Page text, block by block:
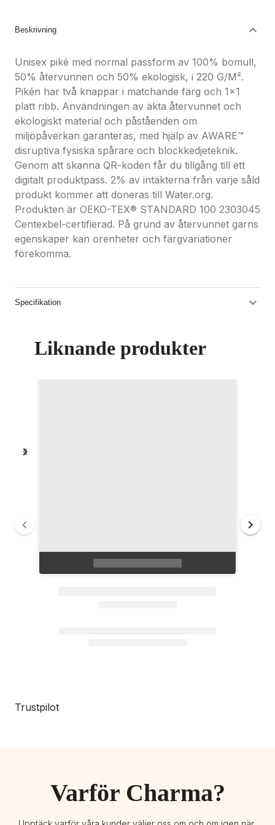
Beskrivning
Unisex piké med normal passform av 100% bomull,
50% återvunnen och 50% ekologisk, i 220 G/M².
Pikén har två knappar i matchande färg och 1x1
platt ribb. Användningen av äkta återvunnet och
ekologiskt material och påståenden om
miljöpåverkan garanteras, med hjälp av AWARE™
disruptiva fysiska spårare och blockkedjeteknik.
Genom att skanna QR-koden får du tillgång till ett
digitalt produktpass. 2% av intäkterna från varje såld
produkt kommer att doneras till Water.org.
Produkten är OEKO-TEX® STANDARD 100 2303045
Centexbel-certifierad. På grund av återvunnet garns
egenskaper kan orenheter och färgvariationer
förekomma.
Specifikation
Liknande produkter
Trustpilot
Varför Charma?